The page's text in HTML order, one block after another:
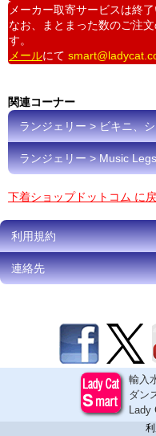
メーカー取寄サービスは終
なお、まとまった数のご注
す。
メールにて
関連コーナー
ランジェリー > ビキニ、
ランジェリー > Music Legs
下着ショップドットコム に
利用規約
連絡先
輸入
ダン
Lady